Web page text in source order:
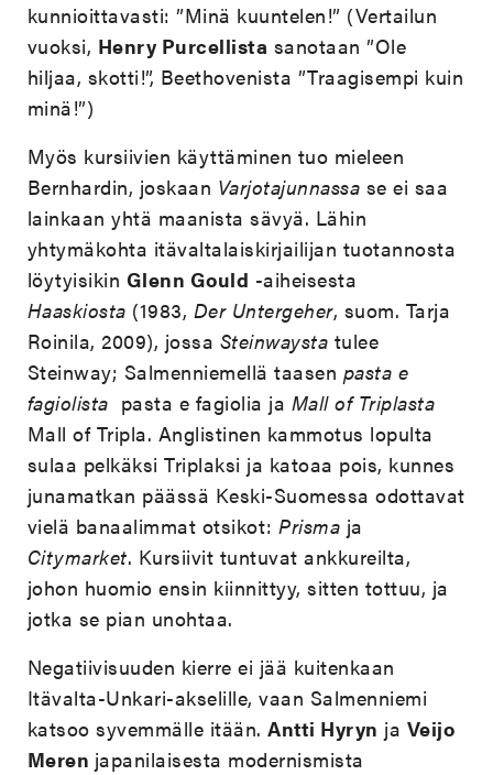
kunnioittavasti: ”Minä kuuntelen!” (Vertailun
vuoksi, Henry Purcellista sanotaan ”Ole
hiljaa, skotti!”, Beethovenista ”Traagisempi kuin
minä!”)
Myös kursiivien käyttäminen tuo mieleen
Bernhardin, joskaan Varjotajunnassa se ei saa
lainkaan yhtä maanista sävyä. Lähin
yhtymäkohta itävaltalaiskirjailijan tuotannosta
löytyisikin Glenn Gould -aiheisesta
Haaskiosta (1983, Der Untergeher, suom. Tarja
Roinila, 2009), jossa Steinwaysta tulee
Steinway; Salmenniemellä taasen pasta e
fagiolista pasta e fagiolia ja Mall of Triplasta
Mall of Tripla. Anglistinen kammotus lopulta
sulaa pelkäksi Triplaksi ja katoaa pois, kunnes
junamatkan päässä Keski-Suomessa odottavat
vielä banaalimmat otsikot:Prisma ja
Citymarket. Kursiivit tuntuvat ankkureilta,
johon huomio ensin kiinnittyy, sitten tottuu, ja
jotka se pian unohtaa.
Negatiivisuuden kierre ei jää kuitenkaan
Itävalta-Unkari-akselille, vaan Salmenniemi
katsoo syvemmälle itään.Antti Hyryn ja Veijo
Meren japanilaisesta modernismista